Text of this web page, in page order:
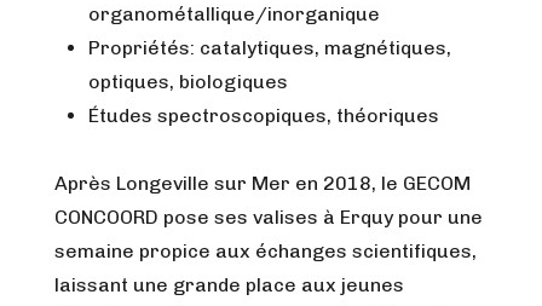
organométallique/inorganique
Propriétés: catalytiques, magnétiques,
optiques, biologiques
Études spectroscopiques, théoriques
Après Longeville sur Mer en 2018, le GECOM
CONCOORD pose ses valises à Erquy pour une
semaine propice aux échanges scientifiques,
laissant une grande place aux jeunes